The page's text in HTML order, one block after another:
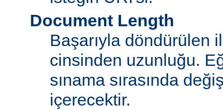
Document Length
Başarıyla döndürülen
cinsinden uzunluğu.
sınama sırasında
içerecektir.